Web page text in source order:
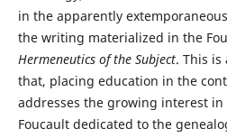
in the apparently
the writing materialized in the
Hermeneutics of the Subject. This is
that, placing education in the
addresses the growing interest
Foucault dedicated to the